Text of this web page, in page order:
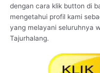
dengan cara klik button di
mengetahui profil kami
yang melayani seluruhnya
Tajurhalang.